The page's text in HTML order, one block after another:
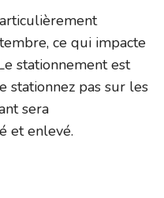
ce qui impacte
stationnement est
stationnez pas sur les
sera
et enlevé.